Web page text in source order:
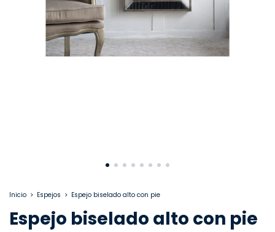
Inicio > Espejos > Espejo biselado alto con pie
Espejo biselado alto con pie